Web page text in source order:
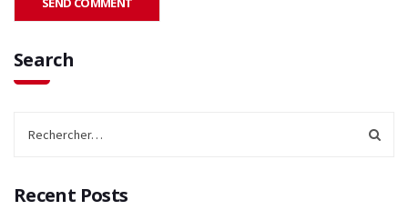
Search
Recent Posts